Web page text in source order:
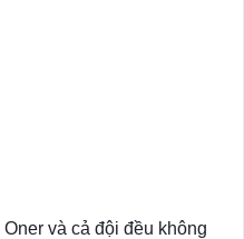
và cả đội đều không